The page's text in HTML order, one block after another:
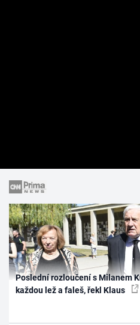
Poslední rozloučení s Milanem
každou lež a faleš, řekl Klaus